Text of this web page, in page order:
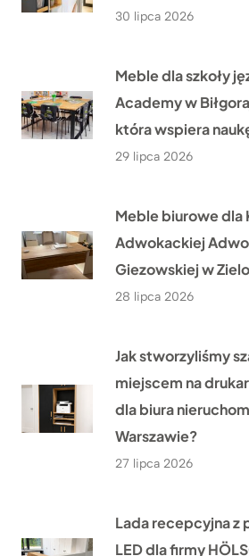
30 lipca 2026
Meble dla szkoły
Academy w
która wspiera
29 lipca 2026
Meble biurowe dla
Adwokackiej
Giezowskiej w
28 lipca 2026
Jak stworzyliśmy
miejscem na
dla biura
Warszawie?
27 lipca 2026
Lada recepcyjna z
LED dla firmy